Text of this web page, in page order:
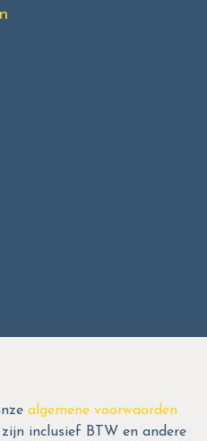
algemene voorwaarden
inclusief BTW en andere